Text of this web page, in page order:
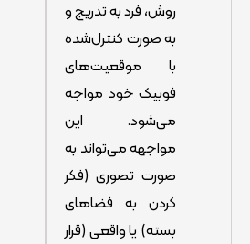
روش، فرد به تدریج و
به صورت کنترل‌شده
با موقعیت‌های
فوبیک خود مواجه
می‌شود. این
مواجهه می‌تواند به
صورت تصوری (فکر
کردن به فضاهای
بسته) یا واقعی (قرار